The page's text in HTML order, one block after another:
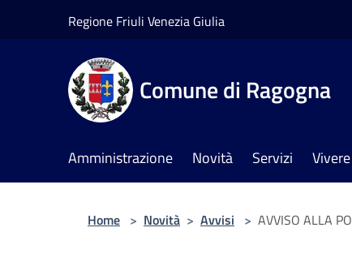
Regione Friuli Venezia Giulia
Comune di Ragogna
Amministrazione Novità Servizi
Home > Novità > Avvisi > AVVISO ALLA